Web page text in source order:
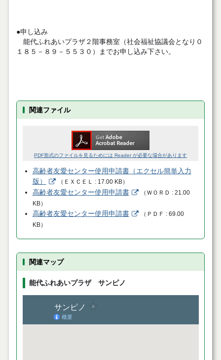
●申し込み
能代ふれあいプラザ２階事務室（社会福祉協議会となり０
１８５－８９－５５３０）までお申し込み下さい。
関連ファイル
PDF形式のファイルを見るためには Reader が必要な場合があります
高齢者友愛センター使用申請書（エクセル簡単入力
版）
（ ＥＸＣＥＬ 17.00 KB）
高齢者友愛センター使用申請書 （ ＷＯＲＤ
21.00
KB）
高齢者友愛センター使用申請書 （ ＰＤＦ
69.00
KB）
関連マップ
能代ふれあいプラザ サンピノ